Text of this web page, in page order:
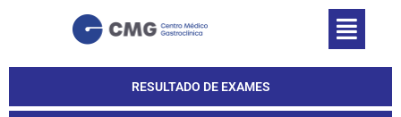
RESULTADO DE EXAMES